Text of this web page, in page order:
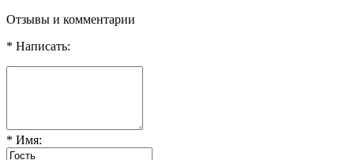
Отзывы и комментарии
* Написать:
* Имя: